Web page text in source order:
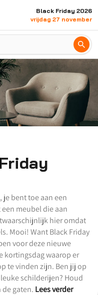
Black Friday 2026
vrijdag 27 november
bent toe aan een
meubel die aan
hier omdat
Mooi! Want Black Friday
voor deze nieuwe
kortingsdag waarop er
te vinden zijn. Ben jij op
schilderijen? Houd
de gaten. Lees verder